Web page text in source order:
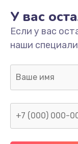
У вас
Если у вас
наши